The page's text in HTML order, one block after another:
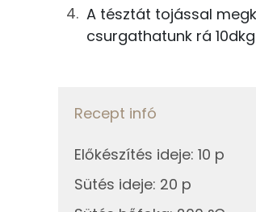
13g sárgabaracklekvár
Összesen
Fehérje
A tésztát tojással
csurgathatunk rá
Recept infó
Előkészítés ideje: 10 p
Sütés ideje: 20 p